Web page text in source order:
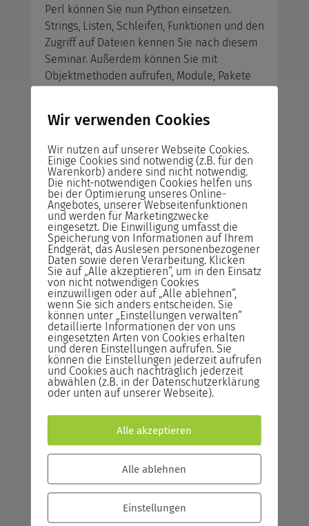
Perl können Sie nun Python einsetzen.
Strings, Listen, Schleifen, Funktionen und den
Zugriff auf Dateien kennen Sie nach diesem
Seminar. Außerdem können Sie mit
Objektmethoden aufrufen, Module, Pakete
Python Aufbau
SQL-Datenbanken können Sie nun mit Hilfe
von Python nutzen. Die Verbindung zwischen
SQL-Datenbanken und objektorientierten
Python-Code herzustellen, stellt kein
Problem mehr da.
Python Basiswissen
Mit Hilfe des Konzepts der Python-Klassen
können Sie pflegeleichten und modernen
Standards entsprechenden Python-Code
schreiben. Ihr Wissen können Sie sofort
erweitern und ebenso für komplexere
Projekte nutzen.
Python für Programmier-
Anfänger
Alle Programmiereinsteiger mit wenig
Kenntnissen, die Interessen an der
weitverbreiteten Programmiersprache
Python haben.
Wir verwenden Cookies
Wir nutzen auf unserer Webseite Cookies.
Einige Cookies sind notwendig (z.B. für den
Warenkorb) andere sind nicht notwendig.
Die nicht-notwendigen Cookies helfen uns
bei der Optimierung unseres Online-
Angebotes, unserer Webseitenfunktionen
und werden für Marketingzwecke
eingesetzt. Die Einwilligung umfasst die
Speicherung von Informationen auf Ihrem
Endgerät, das Auslesen personenbezogener
Daten sowie deren Verarbeitung. Klicken
Sie auf „Alle akzeptieren“, um in den Einsatz
von nicht notwendigen Cookies
einzuwilligen oder auf „Alle ablehnen“,
wenn Sie sich anders entscheiden. Sie
können unter „Einstellungen verwalten“
detaillierte Informationen der von uns
eingesetzten Arten von Cookies erhalten
und deren Einstellungen aufrufen. Sie
können die Einstellungen jederzeit aufrufen
und Cookies auch nachträglich jederzeit
abwählen (z.B. in der Datenschutzerklärung
oder unten auf unserer Webseite).
Alle akzeptieren
Alle ablehnen
Einstellungen